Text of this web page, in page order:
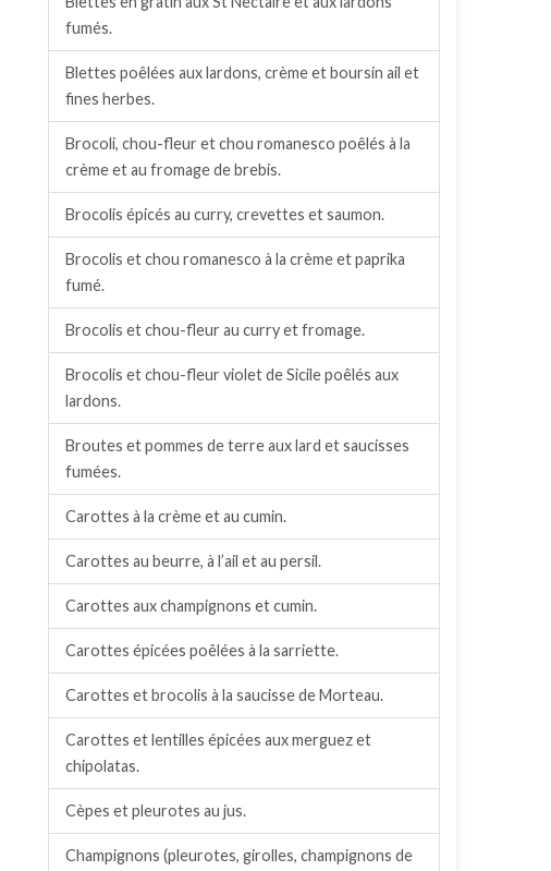
fumés.
Blettes poêlées aux lardons, crème et boursin ail et
fines herbes.
Brocoli, chou-fleur et chou romanesco poêlés à la
crème et au fromage de brebis.
Brocolis épicés au curry, crevettes et saumon.
Brocolis et chou romanesco à la crème et paprika
fumé.
Brocolis et chou-fleur au curry et fromage.
Brocolis et chou-fleur violet de Sicile poêlés aux
lardons.
Broutes et pommes de terre aux lard et saucisses
fumées.
Carottes à la crème et au cumin.
Carottes au beurre, à l’ail et au persil.
Carottes aux champignons et cumin.
Carottes épicées poêlées à la sarriette.
Carottes et brocolis à la saucisse de Morteau.
Carottes et lentilles épicées aux merguez et
chipolatas.
Cèpes et pleurotes au jus.
Champignons (pleurotes, girolles, champignons de